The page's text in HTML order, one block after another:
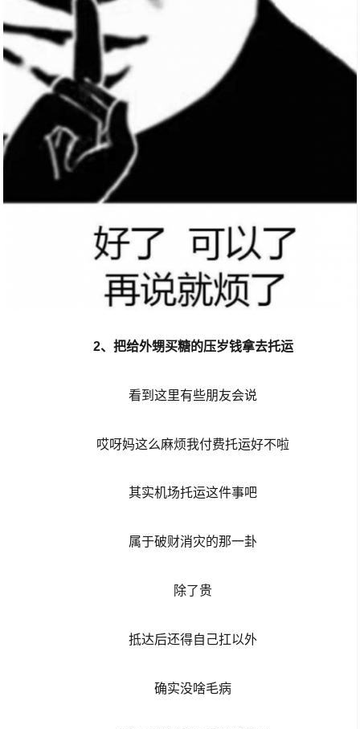
2、把给外甥买糖的压岁钱拿去托运
看到这里有些朋友会说
哎呀妈这么麻烦我付费托运好不啦
其实机场托运这件事吧
属于破财消灾的那一卦
除了贵
抵达后还得自己扛以外
确实没啥毛病